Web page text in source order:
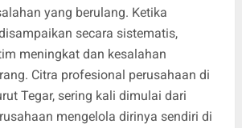
yang berulang. Ketika
secara sistematis,
meningkat dan kesalahan
Citra profesional perusahaan di
Tegar, sering kali dimulai dari
mengelola dirinya sendiri di